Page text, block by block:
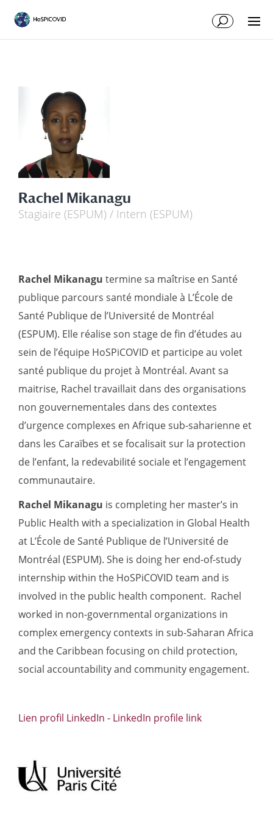
Rachel Mikanagu
Stagiaire (ESPUM) / Intern (ESPUM)
Rachel Mikanagu termine sa maîtrise en Santé
publique parcours santé mondiale à L’École de
Santé Publique de l’Université de Montréal
(ESPUM). Elle réalise son stage de fin d’études au
sein de l’équipe HoSPiCOVID et participe au volet
santé publique du projet à Montréal. Avant sa
maitrise, Rachel travaillait dans des organisations
non gouvernementales dans des contextes
d’urgence complexes en Afrique sub-saharienne et
dans les Caraïbes et se focalisait sur la protection
de l’enfant, la redevabilité sociale et l’engagement
communautaire.
Rachel Mikanagu is completing her master’s in
Public Health with a specialization in Global Health
at L’École de Santé Publique de l’Université de
Montréal (ESPUM). She is doing her end-of-study
internship within the HoSPiCOVID team and is
involved in the public health component. Rachel
worked in non-governmental organizations in
complex emergency contexts in sub-Saharan Africa
and the Caribbean focusing on child protection,
social accountability and community engagement.
Lien profil LinkedIn - LinkedIn profile link